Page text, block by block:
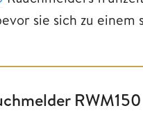
sie sich zu
RWM150